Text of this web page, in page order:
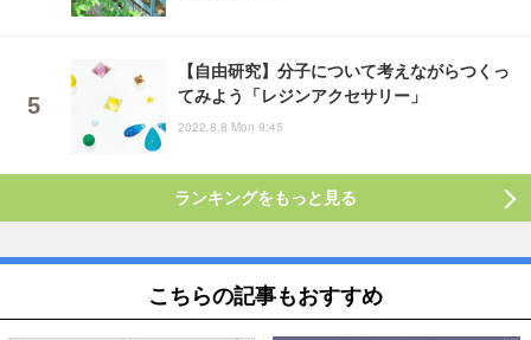
【自由研究】分子について考えながらつくっ
てみよう「レジンアクセサリー」
2022.8.8 Mon 9:45
ランキングをもっと見る
こちらの記事もおすすめ